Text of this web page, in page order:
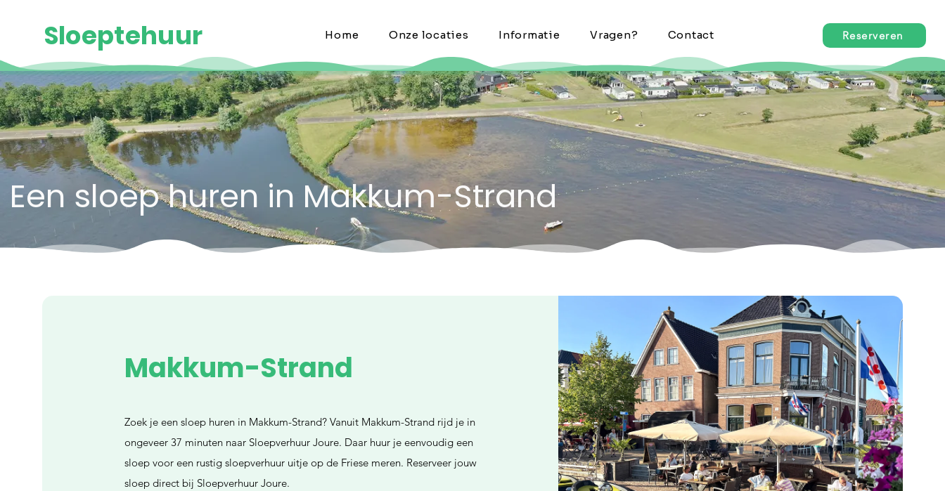
Sloeptehuur Home Onze locaties Informatie Vragen? Contact Reserveren
Een sloep huren in Makkum-Strand
Makkum-Strand
Zoek je een sloep huren in Makkum-Strand? Vanuit Makkum-Strand rijd je in
ongeveer 37 minuten naar Sloepverhuur Joure. Daar huur je eenvoudig een
sloep voor een rustig sloepverhuur uitje op de Friese meren. Reserveer jouw
sloep direct bij Sloepverhuur Joure.